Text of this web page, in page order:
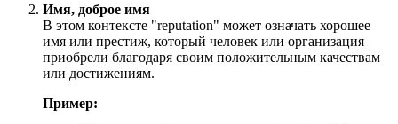
Имя, доброе имя
В этом контексте "reputation" может означать хорошее
имя или престиж, который человек или организация
приобрели благодаря своим положительным качествам
или достижениям.
Пример: